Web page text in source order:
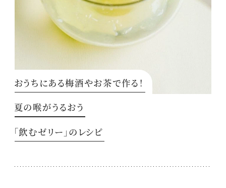
おうちにある梅酒やお茶で作る！
夏の喉がうるおう
「飲むゼリー」のレシピ